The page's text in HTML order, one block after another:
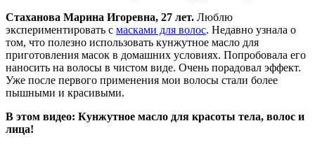
Стаханова Марина Игоревна, 27 лет. Люблю
экспериментировать с масками для волос. Недавно узнала о
том, что полезно использовать кунжутное масло для
приготовления масок в домашних условиях. Попробовала его
наносить на волосы в чистом виде. Очень порадовал эффект.
Уже после первого применения мои волосы стали более
пышными и красивыми.
В этом видео: Кунжутное масло для красоты тела, волос и
лица!